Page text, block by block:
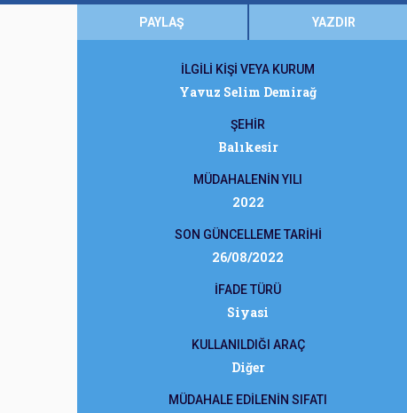
PAYLAŞ YAZDIR
İLGİLİ KİŞİ VEYA KURUM
Yavuz Selim Demirağ
ŞEHİR
Balıkesir
MÜDAHALENİN YILI
2022
SON GÜNCELLEME TARİHİ
26/08/2022
İFADE TÜRÜ
Siyasi
KULLANILDIĞI ARAÇ
Diğer
MÜDAHALE EDİLENİN SIFATI